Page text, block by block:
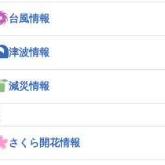
台風情報
津波情報
減災情報
さくら開花情報